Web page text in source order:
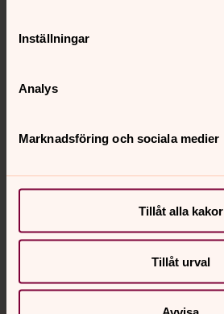
Inställningar
Analys
Marknadsföring och sociala medier
Tillåt alla kakor
Tillåt urval
Kontakt
Kalender